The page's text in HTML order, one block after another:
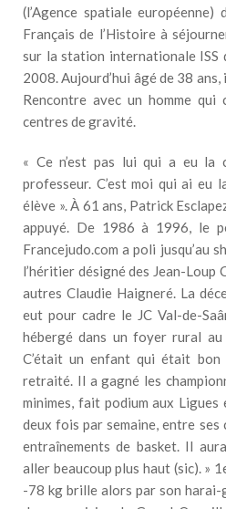
(l’Agence spatiale
Français de l’Histoire à
sur la station internationale ISS
2008. Aujourd’hui âgé de 38
Rencontre avec un homme
centres de gravité.
« Ce n’est pas lui qui a eu la
professeur. C’est moi qui ai eu
élève ». À 61 ans, Patrick
appuyé. De 1986 à 1996, le
Francejudo.com a poli jusqu’au
l’héritier désigné des Jean-
autres Claudie Haigneré. La
eut pour cadre le JC Val-de-
hébergé dans un foyer rural
C’était un enfant qui était
retraité. Il a gagné les
minimes, fait podium aux
deux fois par semaine, entre ses
entraînements de basket. Il
aller beaucoup plus haut (sic). »
-78 kg brille alors par son harai-